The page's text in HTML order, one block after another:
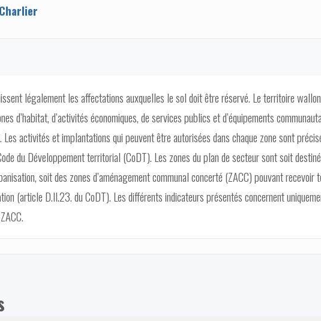
légalement les affectations auxquelles le sol doit être réservé. Le territoire
d’habitat, d’activités économiques, de services publics et d’équipements
activités et implantations qui peuvent être autorisées dans chaque zone sont
du Développement territorial (CoDT). Les zones du plan de secteur sont soit
soit des zones d’aménagement communal concerté (ZACC) pouvant recevoir
(article D.II.23. du CoDT). Les différents indicateurs présentés concernent